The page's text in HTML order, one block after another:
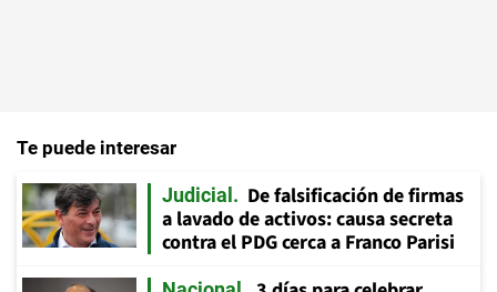
Te puede interesar
Judicial
De falsificación de firmas
a lavado de activos: causa secreta
contra el PDG cerca a Franco Parisi